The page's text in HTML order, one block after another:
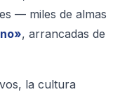
— miles de almas
, arrancadas de
la cultura